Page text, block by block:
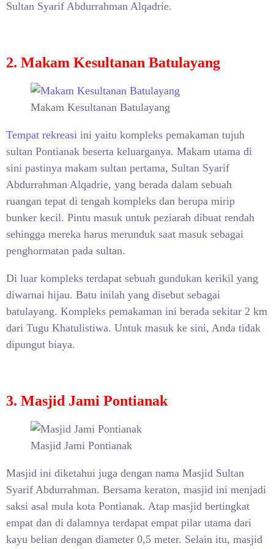
Sultan Syarif Abdurrahman Alqadrie.
2. Makam Kesultanan Batulayang
Makam Kesultanan Batulayang
Tempat rekreasi ini yaitu kompleks pemakaman tujuh
sultan Pontianak beserta keluarganya. Makam utama di
sini pastinya makam sultan pertama, Sultan Syarif
Abdurrahman Alqadrie, yang berada dalam sebuah
ruangan tepat di tengah kompleks dan berupa mirip
bunker kecil. Pintu masuk untuk peziarah dibuat rendah
sehingga mereka harus merunduk saat masuk sebagai
penghormatan pada sultan.
Di luar kompleks terdapat sebuah gundukan kerikil yang
diwarnai hijau. Batu inilah yang disebut sebagai
batulayang. Kompleks pemakaman ini berada sekitar 2 km
dari Tugu Khatulistiwa. Untuk masuk ke sini, Anda tidak
dipungut biaya.
3. Masjid Jami Pontianak
Masjid Jami Pontianak
Masjid ini diketahui juga dengan nama Masjid Sultan
Syarif Abdurrahman. Bersama keraton, masjid ini menjadi
saksi asal mula kota Pontianak. Atap masjid bertingkat
empat dan di dalamnya terdapat empat pilar utama dari
kayu belian dengan diameter 0,5 meter. Selain itu, masjid